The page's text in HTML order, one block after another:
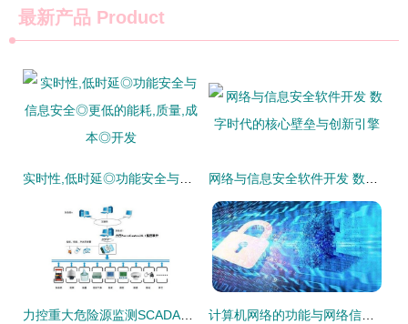
最新产品 Product
实时性,低时延◎功能安全与信息安全◎更低的能耗,质量,成本◎开发 网络与信息安全软件开发 数字时代的核心壁垒与创新引擎
力控重大危险源监测SCADA软件 实时监控与智能预警守护网络安全 计算机网络的功能与网络信息安全的软件开发基础